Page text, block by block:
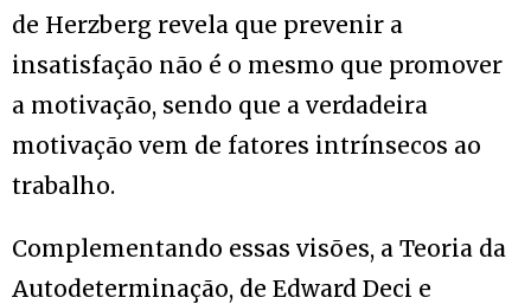
de Herzberg revela que prevenir a
insatisfação não é o mesmo que promover
a motivação, sendo que a verdadeira
motivação vem de fatores intrínsecos ao
trabalho.
Complementando essas visões, a Teoria da
Autodeterminação, de Edward Deci e